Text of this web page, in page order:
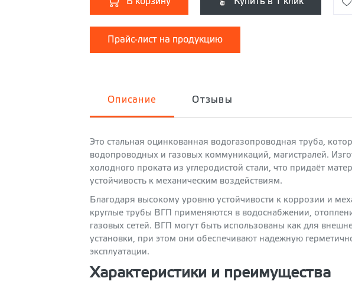
Прайс-лист на продукцию
Описание Отзывы
Это стальная оцинкованная водогазопроводная труба,
водопроводных и газовых коммуникаций, магистралей.
холодного проката из углеродистой стали, что придаёт
устойчивость к механическим воздействиям.
Благодаря высокому уровню устойчивости к коррозии и
круглые трубы ВГП применяются в водоснабжении,
газовых сетей. ВГП могут быть использованы как для
установки, при этом они обеспечивают надежную
эксплуатации.
Характеристики и преимущества